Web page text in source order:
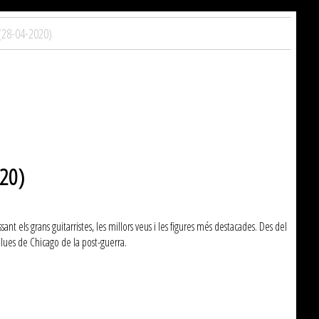
04-2020)
els grans guitarristes, les millors veus i les figures més destacades. Des del
de Chicago de la post-guerra.